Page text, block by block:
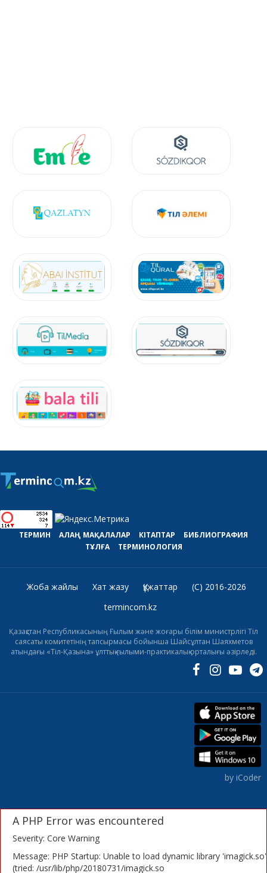
ТЕРМИН АЛАҢ МАҚАЛАЛАР КІТАПТАР
БИБЛИОГРАФИЯ
ТҰЛҒА
ТЕРМИНОЛОГИЯ
Жоба жайлы Хат жазу Құжаттар
(C) 2016-2026
termincom.kz
Қазақстан Республикасының Ғылым және жоғары білім министрлігі Тіл
саясаты комитетінің тапсырмасы бойынша Шайсұлтан Шаяхметов
атындағы «Тіл-Қазына» ұлттық ғылыми-практикалық орталығы әзірледі.
by iCoder
A PHP Error was encountered
Severity: Core Warning
Message: PHP Startup: Unable to load dynamic library 'imagick.so'
(tried: /usr/lib/php/20180731/imagick.so